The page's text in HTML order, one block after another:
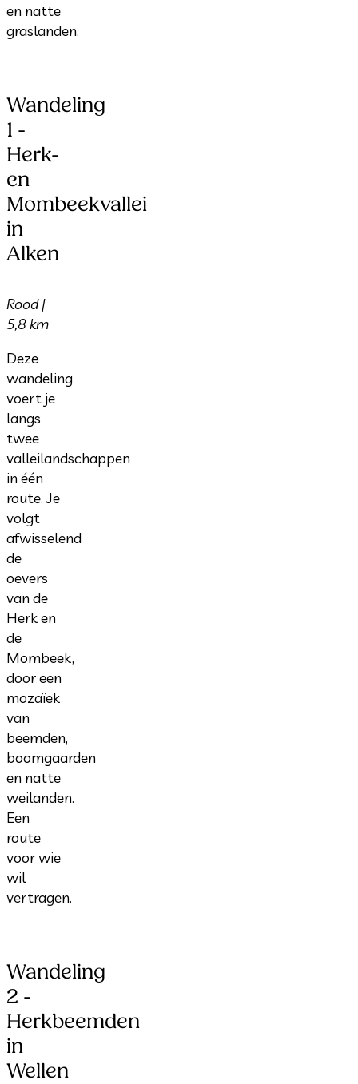
en natte
graslanden.
Wandeling
1 -
Herk-
en
Mombeekvallei
in
Alken
Rood |
5,8 km
Deze
wandeling
voert je
langs
twee
valleilandschappen
in één
route. Je
volgt
afwisselend
de
oevers
van de
Herk en
de
Mombeek,
door een
mozaïek
van
beemden,
boomgaarden
en natte
weilanden.
Een
route
voor wie
wil
vertragen.
Wandeling
2 -
Herkbeemden
in
Wellen